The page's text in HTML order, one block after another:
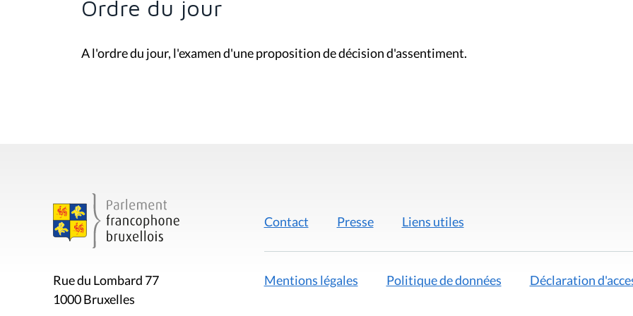
Ordre du jour
A l'ordre du jour, l'examen d'une proposition de décision d'assentiment.
Rue du Lombard 77
1000 Bruxelles
Contact Presse Liens utiles
Mentions légales Politique de données Déclaration